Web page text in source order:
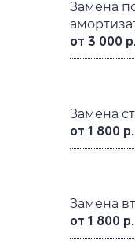
Замена
от 3 000
Замена
от 1 800 р.
Замена
от 1 800 р.